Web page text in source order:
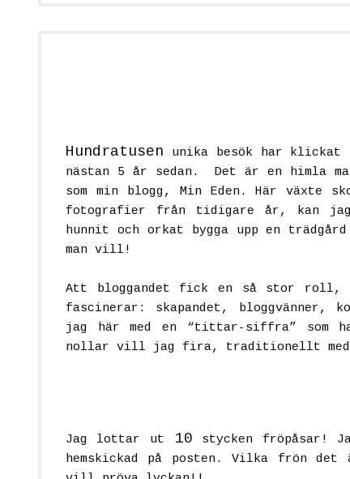
Hundratusen unika besök har
nästan 5 år sedan. Det är en himla
som min blogg, Min Eden. Här
fotografier från tidigare år, kan
hunnit och orkat bygga upp en
man vill!
Att bloggandet fick en så stor roll,
fascinerar: skapandet, bloggvänner,
jag här med en “tittar-siffra” som
nollar vill jag fira, traditionellt med
Jag lottar ut 10 stycken fröpåsar!
hemskickad på posten. Vilka frön